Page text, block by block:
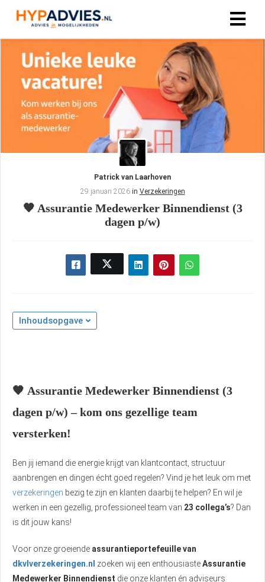
Patrick van Laarhoven
29 januari 2026 in Verzekeringen
🧡 Assurantie Medewerker Binnendienst (3
dagen p/w)
Inhoudsopgave
🧡 Assurantie Medewerker Binnendienst (3
dagen p/w) – kom ons gezellige team
versterken!
Ben jij iemand die energie krijgt van klantcontact, structuur
aanbrengen en dingen écht goed regelen? Vind je het leuk om met
verzekeringen bezig te zijn en klanten daarbij te helpen? En wil je
werken in een gezellig, professioneel team van 23 collega’s? Dan
is dit jouw kans!
Voor onze groeiende assurantieportefeuille van
dkvlverzekeringen.nl zoeken wij een enthousiasteAssurantie
Medewerker Binnendienst die onze klanten én adviseurs